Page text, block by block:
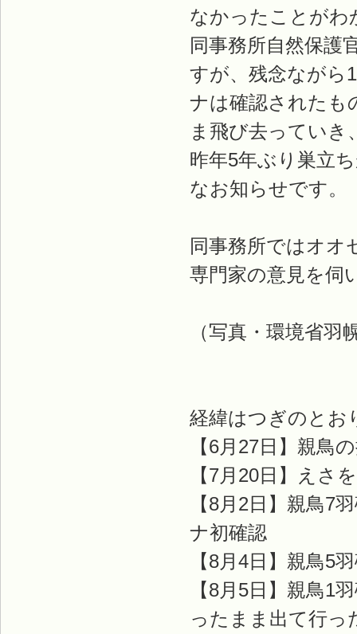
なかったことがわ
同事務所自然保護
すが、残念ながら
ナは確認されたも
ま飛び去ってい
昨年5年ぶり巣立
なお知らせです。
同事務所ではオオ
専門家の意見を伺
（写真・環境省羽
経緯はつぎのとお
【6月27日】親鳥
【7月20日】えさ
【8月2日】親鳥
ナ初確認
【8月4日】親鳥5
【8月5日】親鳥1
ったまま出て行っ